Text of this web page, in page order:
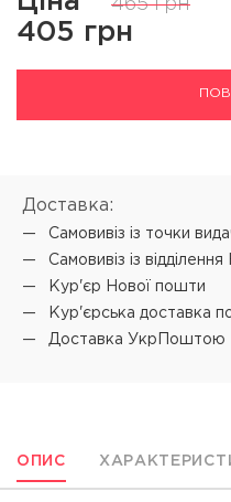
465 грн
405 грн
Доставка:
Самовивіз iз точки
Самовивіз iз
Кур'єр Нової пошти
Кур'єрська доставка
Доставка УкрПоштою
ОПИС